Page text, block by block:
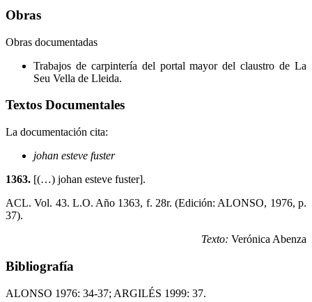
Obras
Obras documentadas
Trabajos de carpintería del portal mayor del claustro de La
Seu Vella de Lleida.
Textos Documentales
La documentación cita:
johan esteve fuster
1363. [(…) johan esteve fuster].
ACL. Vol. 43. L.O. Año 1363, f. 28r. (Edición: ALONSO, 1976, p.
37).
Texto: Verónica Abenza
Bibliografía
ALONSO 1976: 34-37; ARGILÉS 1999: 37.